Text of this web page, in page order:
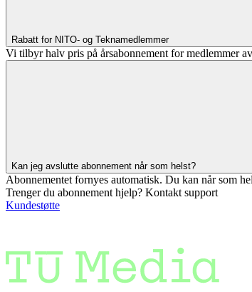
Rabatt for NITO- og Teknamedlemmer
Vi tilbyr halv pris på årsabonnement for medlemmer
Kan jeg avslutte abonnement når som helst?
Abonnementet fornyes automatisk. Du kan når som
Trenger du abonnement hjelp? Kontakt support
Kundestøtte